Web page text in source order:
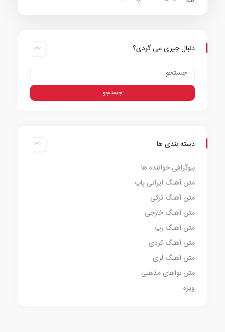
دنبال چیزی می گردی؟
دسته بندی ها
بیوگرافی خواننده ها
متن آهنگ ایرانی پاپ
متن آهنگ ترکی
متن آهنگ خارجی
متن آهنگ رپ
متن آهنگ کردی
متن آهنگ لری
متن نواهای مذهبی
ویژه